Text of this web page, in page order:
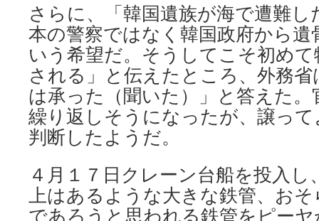
さらに、「韓国遺族が海で遭難
本の警察ではなく韓国政府から
いう希望だ。そうしてこそ初め
される」と伝えたところ、外務
は承った（聞いた）」と答えた
繰り返しそうになったが、譲っ
判断したようだ。
４月１７日クレーン台船を投入し
上はあるような大きな鉄管、お
であろうと思われる鉄管をピー